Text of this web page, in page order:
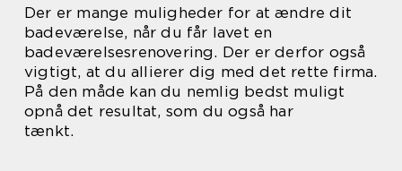
Der er mange muligheder for at ændre dit
badeværelse, når du får lavet en
badeværelsesrenovering. Der er derfor også
vigtigt, at du allierer dig med det rette firma.
På den måde kan du nemlig bedst muligt
opnå det resultat, som du også har
tænkt.